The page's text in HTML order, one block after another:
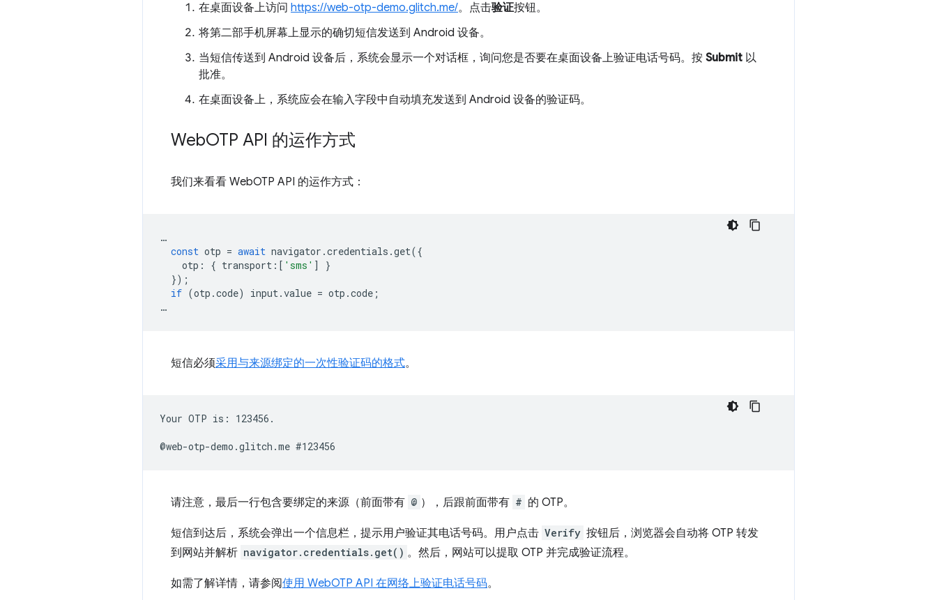
在桌面设备上访问 https://web-otp-demo.glitch.me/。点击验证按钮。
将第二部手机屏幕上显示的确切短信发送到 Android 设备。
当短信传送到 Android 设备后，系统会显示一个对话框，询问您是否要在桌面设备上验证电话号码。按 Submit 以
批准。
在桌面设备上，系统应会在输入字段中自动填充发送到 Android 设备的验证码。
WebOTP API 的运作方式
我们来看看 WebOTP API 的运作方式：
…
const otp = await navigator .credentials .get({
otp : { transport : [ 'sms' ]
}
});
if (otp .code) input.value = otp .code ;
…
短信必须采用与来源绑定的一次性验证码的格式。
Your OTP is: 123456.
请注意，最后一行包含要绑定的来源（前面带有 @ ），后跟前面带有 # 的 OTP。
短信到达后，系统会弹出一个信息栏，提示用户验证其电话号码。用户点击 Verify 按钮后，浏览器会自动将 OTP 转发
到网站并解析 navigator.credentials.get() 。然后，网站可以提取 OTP 并完成验证流程。
如需了解详情，请参阅使用 WebOTP API 在网络上验证电话号码。